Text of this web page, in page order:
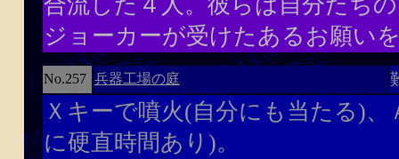
ジョーカーが受けたあるお願い
No.257 兵器工場の庭
Ｘキーで噴火(自分にも当たる)
に硬直時間あり)。